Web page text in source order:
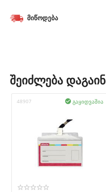
მიწოდება
შეიძლება
48907 გაყიდვაშია
